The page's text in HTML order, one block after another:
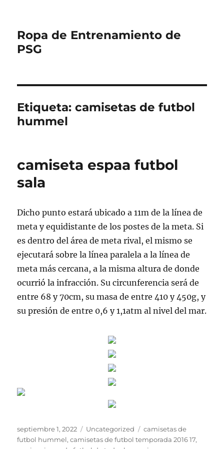
Ropa de Entrenamiento de
PSG
Etiqueta:camisetas de futbol
hummel
camiseta espaa futbol
sala
Dicho punto estará ubicado a 11m de la línea de
meta y equidistante de los postes de la meta. Si
es dentro del área de meta rival, el mismo se
ejecutará sobre la línea paralela a la línea de
meta más cercana, a la misma altura de donde
ocurrió la infracción. Su circunferencia será de
entre 68 y 70cm, su masa de entre 410 y 450g, y
su presión de entre 0,6 y 1,1atm al nivel del mar.
Publicado
el
septiembre 1, 2022 Categorías
Uncategorized Etiquetas
camisetas de
futbol hummel,camisetas de futbol temporada 2016 17,